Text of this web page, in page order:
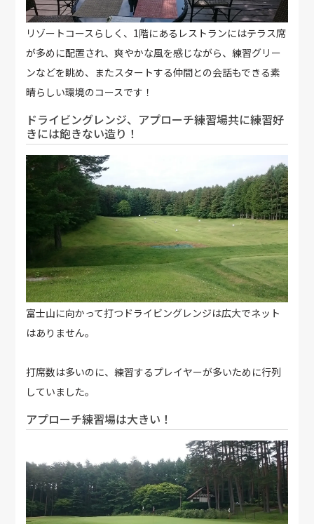
リゾートコースらしく、1階にあるレストランにはテラス席
が多めに配置され、爽やかな風を感じながら、練習グリー
ンなどを眺め、またスタートする仲間との会話もできる素
晴らしい環境のコースです！
ドライビングレンジ、アプローチ練習場共に練習好
きには飽きない造り！
富士山に向かって打つドライビングレンジは広大でネット
はありません。
打席数は多いのに、練習するプレイヤーが多いために行列
していました。
アプローチ練習場は大きい！